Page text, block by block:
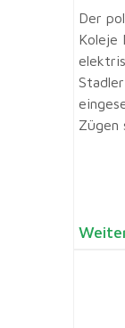
Der
Koleje
Zügen